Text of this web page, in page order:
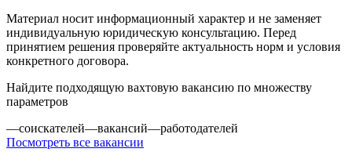
Материал носит информационный характер и не заменяет
индивидуальную юридическую консультацию. Перед
принятием решения проверяйте актуальность норм и условия
конкретного договора.
Найдите подходящую вахтовую вакансию по множеству
параметров
—соискателей—вакансий—работодателей
Посмотреть все вакансии